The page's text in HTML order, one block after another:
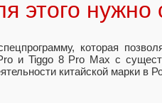
этого нужно
которая
и Tiggo 8 Pro Max с
китайской марки в